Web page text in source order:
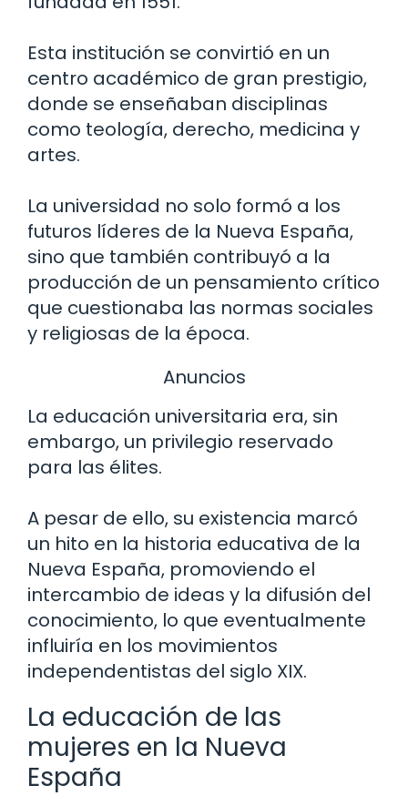
Esta institución se convirtió en un
centro académico de gran prestigio,
donde se enseñaban disciplinas
como teología, derecho, medicina y
artes.
La universidad no solo formó a los
futuros líderes de la Nueva España,
sino que también contribuyó a la
producción de un pensamiento crítico
que cuestionaba las normas sociales
y religiosas de la época.
Anuncios
La educación universitaria era, sin
embargo, un privilegio reservado
para las élites.
A pesar de ello, su existencia marcó
un hito en la historia educativa de la
Nueva España, promoviendo el
intercambio de ideas y la difusión del
conocimiento, lo que eventualmente
influiría en los movimientos
independentistas del siglo XIX.
La educación de las
mujeres en la Nueva
España